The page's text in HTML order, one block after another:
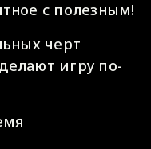
с полезным!
черт
игру по-